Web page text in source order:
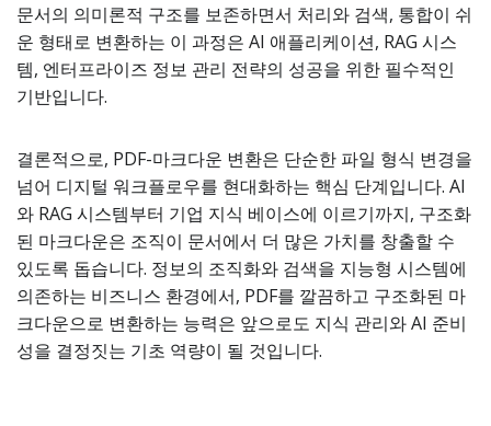
문서의 의미론적 구조를 보존하면서 처리와 검색, 통합이 쉬
운 형태로 변환하는 이 과정은 AI 애플리케이션, RAG 시스
템, 엔터프라이즈 정보 관리 전략의 성공을 위한 필수적인
기반입니다.
결론적으로, PDF-마크다운 변환은 단순한 파일 형식 변경을
넘어 디지털 워크플로우를 현대화하는 핵심 단계입니다. AI
와 RAG 시스템부터 기업 지식 베이스에 이르기까지, 구조화
된 마크다운은 조직이 문서에서 더 많은 가치를 창출할 수
있도록 돕습니다. 정보의 조직화와 검색을 지능형 시스템에
의존하는 비즈니스 환경에서, PDF를 깔끔하고 구조화된 마
크다운으로 변환하는 능력은 앞으로도 지식 관리와 AI 준비
성을 결정짓는 기초 역량이 될 것입니다.